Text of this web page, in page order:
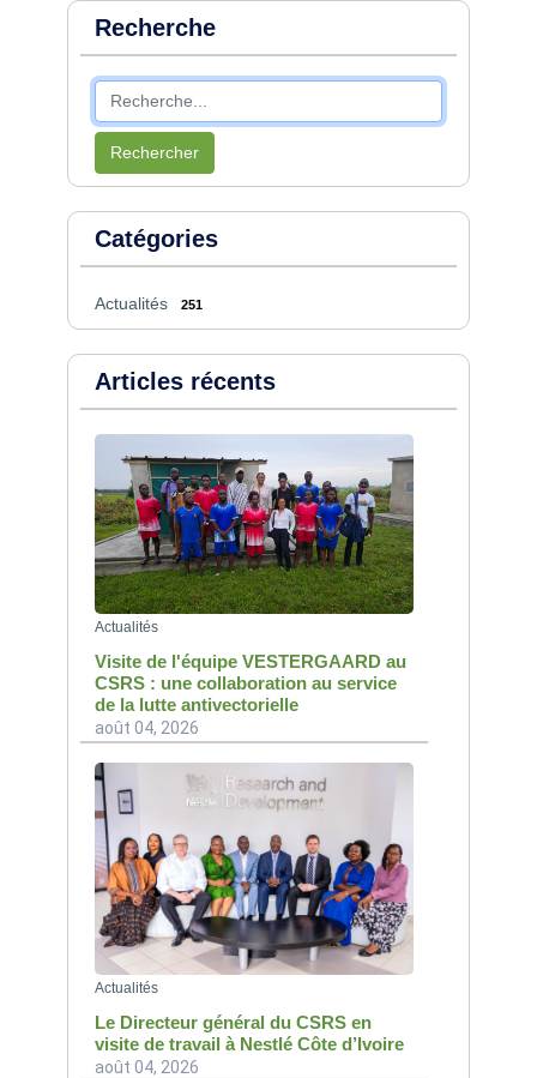
Recherche
Rechercher
Catégories
Actualités 251
Articles récents
Actualités
Visite de l'équipe VESTERGAARD au
CSRS : une collaboration au service
de la lutte antivectorielle
août 04, 2026
Actualités
Le Directeur général du CSRS en
visite de travail à Nestlé Côte d’Ivoire
août 04, 2026